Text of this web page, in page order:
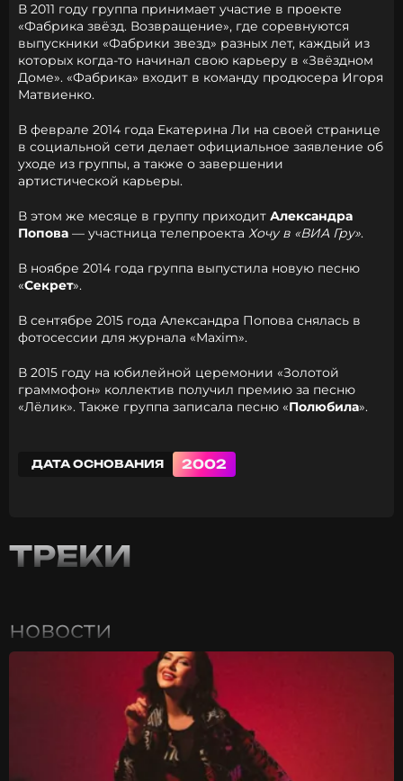
В 2011 году группа принимает участие в проекте
«Фабрика звёзд. Возвращение», где соревнуются
выпускники «Фабрики звезд» разных лет, каждый из
которых когда-то начинал свою карьеру в «Звёздном
Доме». «Фабрика» входит в команду продюсера Игоря
Матвиенко.
В феврале 2014 года Екатерина Ли на своей странице
в социальной сети делает официальное заявление об
уходе из группы, а также о завершении
артистической карьеры.
В этом же месяце в группу приходит Александра
Попова — участница телепроекта Хочу в «ВИА Гру».
В ноябре 2014 года группа выпустила новую песню
«Секрет».
В сентябре 2015 года Александра Попова снялась в
фотосессии для журнала «Maxim».
В 2015 году на юбилейной церемонии «Золотой
граммофон» коллектив получил премию за песню
«Лёлик». Также группа записала песню «Полюбила».
ДАТА ОСНОВАНИЯ 2002
ТРЕКИ
новости